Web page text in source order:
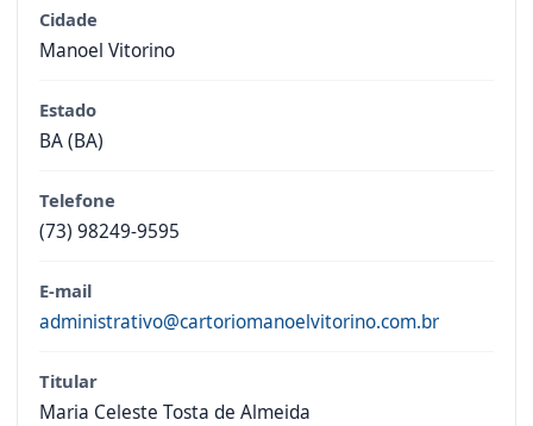
Cidade
Manoel Vitorino
Estado
BA (BA)
Telefone
(73) 98249-9595
E-mail
administrativo@cartoriomanoelvitorino.com.br
Titular
Maria Celeste Tosta de Almeida